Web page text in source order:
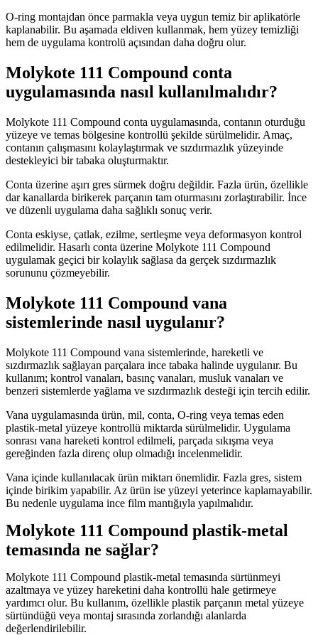
O-ring montajdan önce parmakla veya uygun temiz bir aplikatörle
kaplanabilir. Bu aşamada eldiven kullanmak, hem yüzey temizliği
hem de uygulama kontrolü açısından daha doğru olur.
Molykote 111 Compound conta
uygulamasında nasıl kullanılmalıdır?
Molykote 111 Compound conta uygulamasında, contanın oturduğu
yüzeye ve temas bölgesine kontrollü şekilde sürülmelidir. Amaç,
contanın çalışmasını kolaylaştırmak ve sızdırmazlık yüzeyinde
destekleyici bir tabaka oluşturmaktır.
Conta üzerine aşırı gres sürmek doğru değildir. Fazla ürün, özellikle
dar kanallarda birikerek parçanın tam oturmasını zorlaştırabilir. İnce
ve düzenli uygulama daha sağlıklı sonuç verir.
Conta eskiyse, çatlak, ezilme, sertleşme veya deformasyon kontrol
edilmelidir. Hasarlı conta üzerine Molykote 111 Compound
uygulamak geçici bir kolaylık sağlasa da gerçek sızdırmazlık
sorununu çözmeyebilir.
Molykote 111 Compound vana
sistemlerinde nasıl uygulanır?
Molykote 111 Compound vana sistemlerinde, hareketli ve
sızdırmazlık sağlayan parçalara ince tabaka halinde uygulanır. Bu
kullanım; kontrol vanaları, basınç vanaları, musluk vanaları ve
benzeri sistemlerde yağlama ve sızdırmazlık desteği için tercih edilir.
Vana uygulamasında ürün, mil, conta, O-ring veya temas eden
plastik-metal yüzeye kontrollü miktarda sürülmelidir. Uygulama
sonrası vana hareketi kontrol edilmeli, parçada sıkışma veya
gereğinden fazla direnç olup olmadığı incelenmelidir.
Vana içinde kullanılacak ürün miktarı önemlidir. Fazla gres, sistem
içinde birikim yapabilir. Az ürün ise yüzeyi yeterince kaplamayabilir.
Bu nedenle uygulama ince film mantığıyla yapılmalıdır.
Molykote 111 Compound plastik-metal
temasında ne sağlar?
Molykote 111 Compound plastik-metal temasında sürtünmeyi
azaltmaya ve yüzey hareketini daha kontrollü hale getirmeye
yardımcı olur. Bu kullanım, özellikle plastik parçanın metal yüzeye
sürtündüğü veya montaj sırasında zorlandığı alanlarda
değerlendirilebilir.